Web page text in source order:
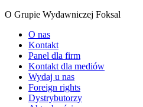
O Grupie Wydawniczej Foksal
O nas
Kontakt
Panel dla firm
Kontakt dla mediów
Wydaj u nas
Foreign rights
Dystrybutorzy